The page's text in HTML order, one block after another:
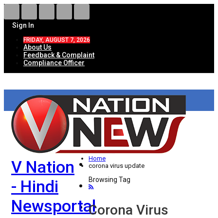
Sign In
FRIDAY, AUGUST 7, 2026
About Us
Feedback & Complaint
Compliance Officer
V Nation
- Hindi
Newsportal
HOME
ताज़ा खबरें
देश
विदेश
राज्य
उत्तर प्रदेश
Home
corona virus update
Browsing Tag
Corona Virus